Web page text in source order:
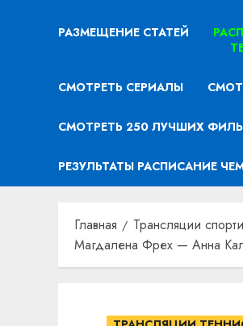
РАЗМЕЩЕНИЕ СТАТЕЙ
СМОТРЕТЬ СЕРИАЛЫ
СМОТРЕТЬ 250 ЛУЧШИХ
РЕЗУЛЬТАТЫ РАСПИСАНИЕ
Главная Трансляции
Магдалена Фрех — Анна